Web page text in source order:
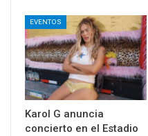
EVENTOS
Karol G anuncia
concierto en el Estadio